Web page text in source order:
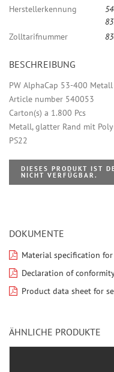
Herstellerkennung
Zolltarifnummer
BESCHREIBUNG
PW AlphaCap 53-400 Metall
Article number 540053
Carton(s) a 1.800 Pcs
Metall, glatter Rand mit
PS22
DIESES PRODUKT IST
NICHT VERFÜGBAR.
DOKUMENTE
Material specification
Declaration of
Product data sheet for
ÄHNLICHE PRODUKTE